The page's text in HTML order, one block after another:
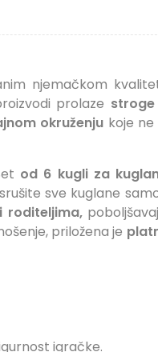
njemačkom
prolaze stroge
okruženju koje
od 6 kugli za
sve kuglane
roditeljima,
priložena je
igračke.